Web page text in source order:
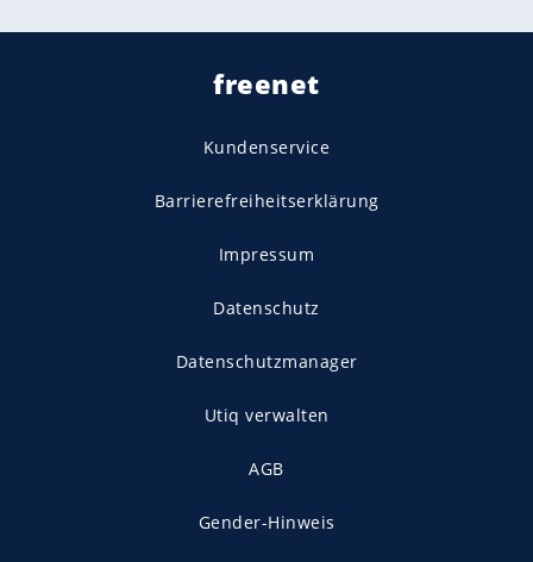
freenet
Kundenservice
Barrierefreiheitserklärung
Impressum
Datenschutz
Datenschutzmanager
Utiq verwalten
AGB
Gender-Hinweis